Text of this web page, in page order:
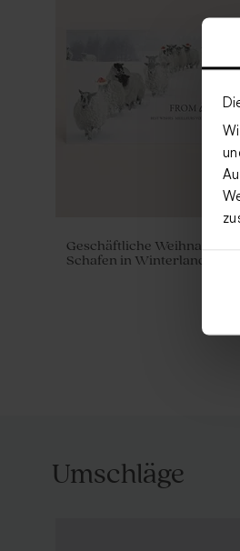
Geschäftliche
Schafen in Winterlandschaft
Umschläge